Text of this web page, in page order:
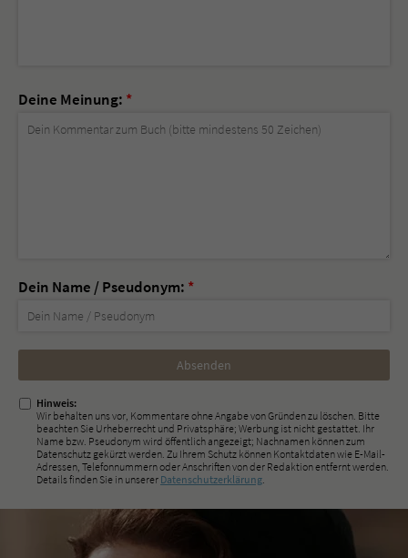
Deine Meinung: *
Dein Name / Pseudonym: *
Nicht
ausfüllen!
Hinweis:
Wir behalten uns vor, Kommentare ohne Angabe von Gründen zu löschen. Bitte
beachten Sie Urheberrecht und Privatsphäre; Werbung ist nicht gestattet. Ihr
Name bzw. Pseudonym wird öffentlich angezeigt; Nachnamen können zum
Datenschutz gekürzt werden. Zu Ihrem Schutz können Kontaktdaten wie E-Mail-
Adressen, Telefonnummern oder Anschriften von der Redaktion entfernt werden.
Details finden Sie in unserer Datenschutzerklärung.